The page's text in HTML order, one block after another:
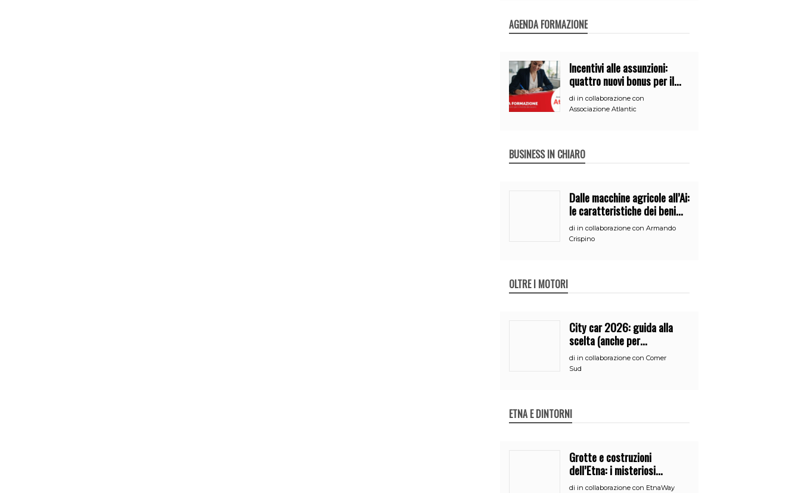
AGENDA FORMAZIONE
Incentivi alle assunzioni:
quattro nuovi bonus per il
2026
di in collaborazione con
Associazione Atlantic
BUSINESS IN CHIARO
Dalle macchine agricole all’Ai:
le caratteristiche dei beni
per accedere
all’iperammortamento
di in collaborazione con Armando
Crispino
OLTRE I MOTORI
City car 2026: guida alla
scelta (anche per
neopatentati)
di in collaborazione con Comer
Sud
ETNA E DINTORNI
Grotte e costruzioni
dell’Etna: i misteriosi
nascondigli del vulcano
di in collaborazione con EtnaWay